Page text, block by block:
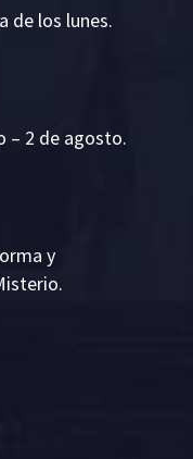
de los lunes.
– 2 de agosto.
y